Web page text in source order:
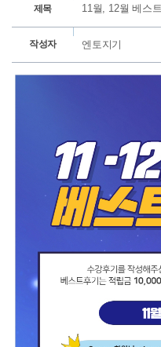
제목 11월, 12월 베스
작성자 엔토지기